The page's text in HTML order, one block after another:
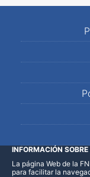
LinkedIn
INFORMACIÓN SOBRE
La página Web de la
para facilitar la